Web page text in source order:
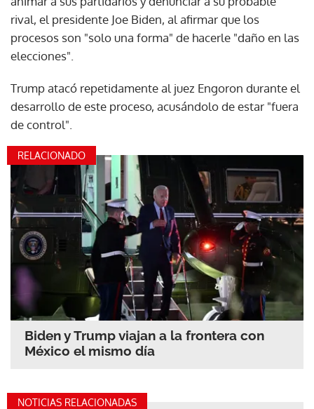
rival, el presidente Joe Biden, al afirmar que los
procesos son "solo una forma" de hacerle "daño en las
elecciones".
Trump atacó repetidamente al juez Engoron durante el
desarrollo de este proceso, acusándolo de estar "fuera
de control".
RELACIONADO
Biden y Trump viajan a la frontera con
México el mismo día
NOTICIAS RELACIONADAS